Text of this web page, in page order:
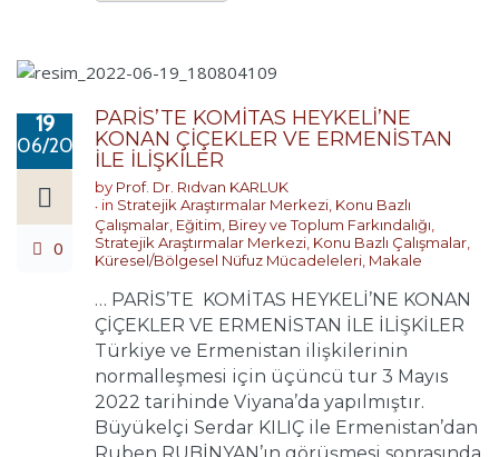
19
06/2022
0
PARİS’TE KOMİTAS HEYKELİ’NE
KONAN ÇİÇEKLER VE ERMENİSTAN
İLE İLİŞKİLER
by Prof. Dr. Rıdvan KARLUK
in Stratejik Araştırmalar Merkezi Konu Bazlı
Çalışmalar Eğitim, Birey ve Toplum Farkındalığı
Stratejik Araştırmalar Merkezi Konu Bazlı Çalışmalar
Küresel/Bölgesel Nüfuz Mücadeleleri Makale
… PARİS’TE KOMİTAS HEYKELİ’NE KONAN
ÇİÇEKLER VE ERMENİSTAN İLE İLİŞKİLER
Türkiye ve Ermenistan ilişkilerinin
normalleşmesi için üçüncü tur 3 Mayıs
2022 tarihinde Viyana’da yapılmıştır.
Büyükelçi Serdar KILIÇ ile Ermenistan’dan